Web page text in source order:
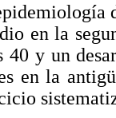
en la
40 y un
en la